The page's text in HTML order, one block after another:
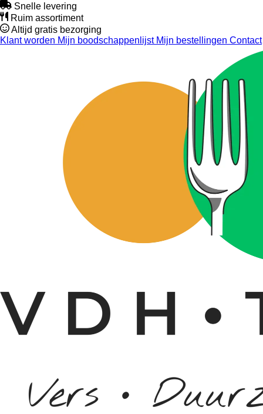
Snelle levering
Ruim assortiment
Altijd gratis bezorging
Klant worden Mijn boodschappenlijstMijn bestellingen Contact